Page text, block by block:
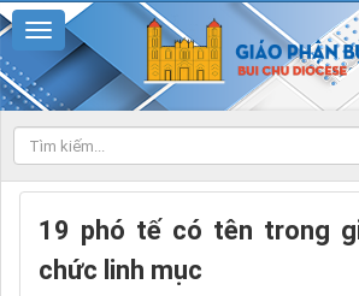
19 phó tế có tên trong
chức linh mục